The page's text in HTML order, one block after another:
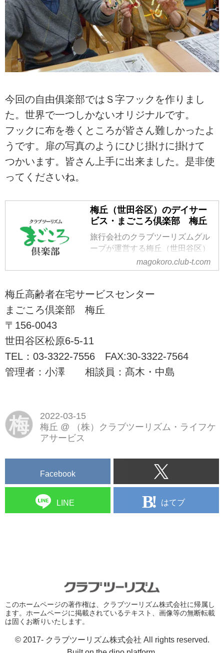
今回の自由俱楽部ではＳ字フックを作りまし
た。世界で一つしかないオリジナルです。
フックに布を巻くところが皆さん難しかったよ
うです。扉の写真のようにひじ掛けに掛けて
つかいます。皆さん上手に出来ました。是非使
ってくださいね。
梅丘（世田谷区）のデイサー
ビス・まごころ倶楽部 梅丘
旅行会社のクラブツーリズムグル
ープが運営する梅丘（世田谷区）
のデイサービス・介護施設・老人
ホームです。世田谷区の送迎に対
magokoro.club-t.com
梅丘高齢者在宅サービスセンター
まごころ倶楽部 梅丘
〒156-0043
世田谷区松原6-5-11
TEL：03-3322-7556 FAX:30-3322-7564
管理者：小澤 相談員：髙木・中島
梅
2022-03-15
梅丘 @
（株）クラブツーリズム・ライフケ
アサービス
Facebook
LINE はてブ
このホームページの著作権は、クラブツーリズム株式会社に帰属し
ます。ホームページに掲載されているテキスト、画像等の無断転載
は固くお断りいたします。
© 2017- クラブツーリズム株式会社 All rights reserved.